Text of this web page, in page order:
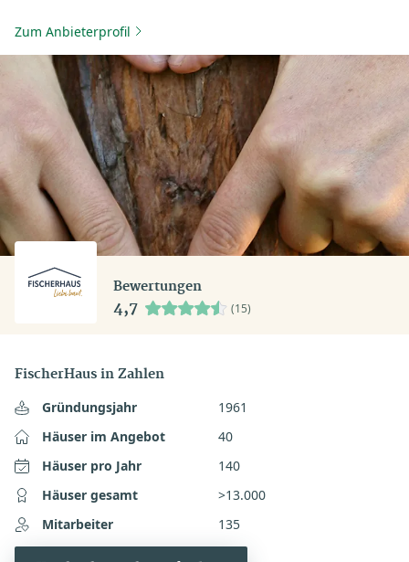
Zum Anbieterprofil
Bewertungen
4,7 (15)
FischerHaus in Zahlen
Gründungsjahr
1961
Häuser im Angebot
40
Häuser pro Jahr
140
Häuser gesamt
>13.000
Mitarbeiter
135